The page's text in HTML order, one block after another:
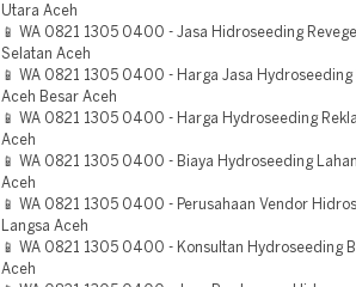
Utara Aceh
📱 WA 0821 1305 0400 - Jasa Hidroseeding
Selatan Aceh
📱 WA 0821 1305 0400 - Harga Jasa Hydroseeding
Aceh Besar Aceh
📱 WA 0821 1305 0400 - Harga Hydroseeding
Aceh
📱 WA 0821 1305 0400 - Biaya Hydroseeding
Aceh
📱 WA 0821 1305 0400 - Perusahaan Vendor
Langsa Aceh
📱 WA 0821 1305 0400 - Konsultan Hydroseeding
Aceh